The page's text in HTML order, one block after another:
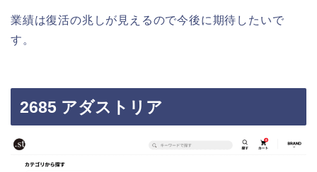
業績は復活の兆しが見えるので今後に期待したいで
す。
2685 アダストリア